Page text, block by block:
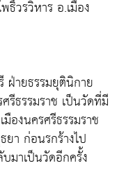
ธิ์วรวิหาร อ.เมือง
ฝ่ายธรรมยุตินิกาย
รีธรรมราช เป็นวัดที่มี
องนครศรีธรรมราช
ยา ก่อนรกร้างไป
มาเป็นวัดอีกครั้ง